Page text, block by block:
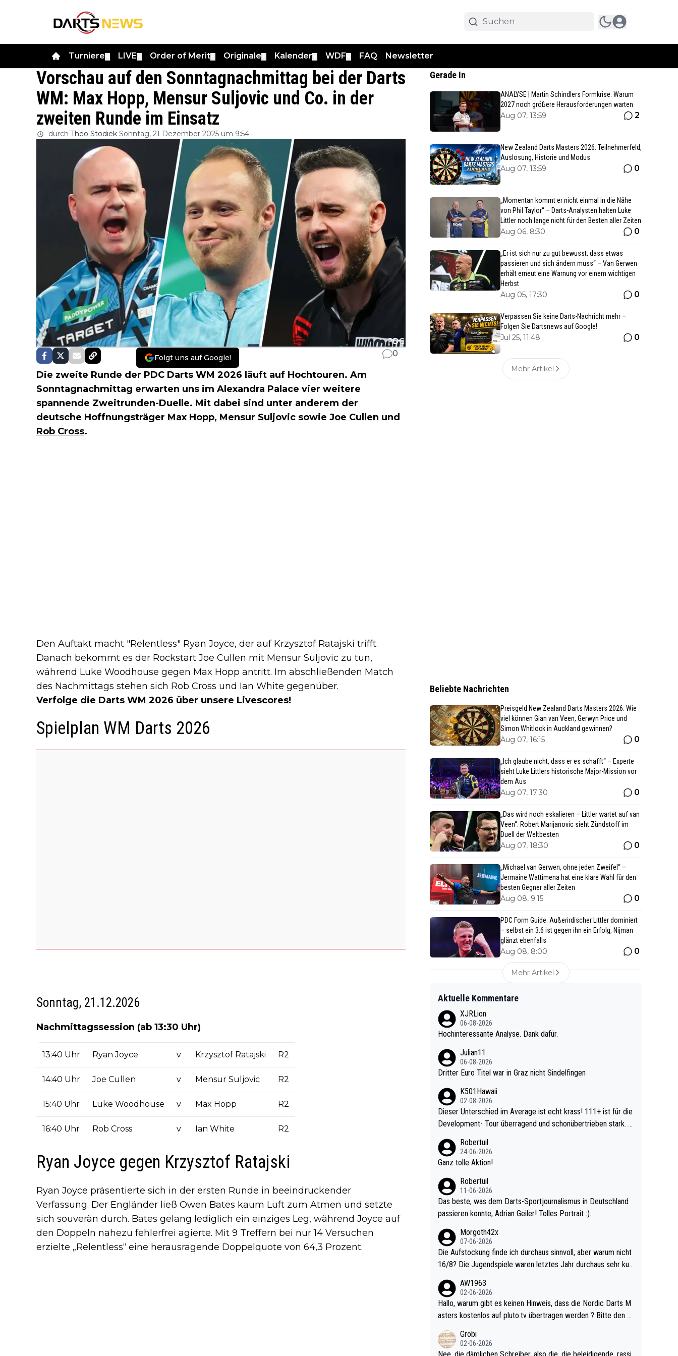
Turniere LIVE Order of Merit Originale Kalender WDF FAQ Newsletter
Vorschau auf den Sonntagnachmittag bei der Darts
WM: Max Hopp, Mensur Suljovic und Co. in der
zweiten Runde im Einsatz
durch Theo Stodiek Sonntag, 21 Dezember 2025 um 9:54
Folgt uns auf Google! 0
Die zweite Runde der PDC Darts WM 2026 läuft auf Hochtouren. Am
Sonntagnachmittag erwarten uns im Alexandra Palace vier weitere
spannende Zweitrunden-Duelle. Mit dabei sind unter anderem der
deutsche Hoffnungsträger Max Hopp, Mensur Suljovic sowie Joe Cullen und
Rob Cross.
Den Auftakt macht "Relentless" Ryan Joyce, der auf Krzysztof Ratajski trifft.
Danach bekommt es der Rockstart Joe Cullen mit Mensur Suljovic zu tun,
während Luke Woodhouse gegen Max Hopp antritt. Im abschließenden Match
des Nachmittags stehen sich Rob Cross und Ian White gegenüber.
Verfolge die Darts WM 2026 über unsere Livescores!
Spielplan WM Darts 2026
Sonntag, 21.12.2026
Nachmittagssession (ab 13:30 Uhr)
13:40 Uhr Ryan Joyce v Krzysztof Ratajski R2
14:40 Uhr Joe Cullen v Mensur Suljovic R2
15:40 Uhr Luke Woodhouse v Max Hopp R2
16:40 Uhr Rob Cross v Ian White R2
Ryan Joyce gegen Krzysztof Ratajski
Ryan Joyce präsentierte sich in der ersten Runde in beeindruckender
Verfassung. Der Engländer ließ Owen Bates kaum Luft zum Atmen und setzte
sich souverän durch. Bates gelang lediglich ein einziges Leg, während Joyce auf
den Doppeln nahezu fehlerfrei agierte. Mit 9 Treffern bei nur 14 Versuchen
erzielte „Relentless“ eine herausragende Doppelquote von 64,3 Prozent.
Gerade In
ANALYSE | Martin Schindlers Formkrise: Warum
2027 noch größere Herausforderungen warten
Aug 07, 13:59 2
New Zealand Darts Masters 2026: Teilnehmerfeld,
Auslosung, Historie und Modus
Aug 07, 13:59 0
„Momentan kommt er nicht einmal in die Nähe
von Phil Taylor“ – Darts-Analysten halten Luke
Littler noch lange nicht für den Besten aller Zeiten
Aug 06, 8:30 0
„Er ist sich nur zu gut bewusst, dass etwas
passieren und sich ändern muss“ – Van Gerwen
erhält erneut eine Warnung vor einem wichtigen
Herbst
Aug 05, 17:30 0
Verpassen Sie keine Darts-Nachricht mehr –
Folgen Sie Dartsnews auf Google!
Jul 25, 11:48 0
Mehr Artikel
Beliebte Nachrichten
Preisgeld New Zealand Darts Masters 2026: Wie
viel können Gian van Veen, Gerwyn Price und
Simon Whitlock in Auckland gewinnen?
Aug 07, 16:15 0
„Ich glaube nicht, dass er es schafft“ – Experte
sieht Luke Littlers historische Major-Mission vor
dem Aus
Aug 07, 17:30 0
„Das wird noch eskalieren – Littler wartet auf van
Veen“: Robert Marijanovic sieht Zündstoff im
Duell der Weltbesten
Aug 07, 18:30 0
„Michael van Gerwen, ohne jeden Zweifel“ –
Jermaine Wattimena hat eine klare Wahl für den
besten Gegner aller Zeiten
Aug 08, 9:15 0
PDC Form Guide: Außerirdischer Littler dominiert
– selbst ein 3:6 ist gegen ihn ein Erfolg, Nijman
glänzt ebenfalls
Aug 08, 8:00 0
Mehr Artikel
Aktuelle Kommentare
XJRLion
06-08-2026
Hochinteressante Analyse. Dank dafür.
Julian11
06-08-2026
Dritter Euro Titel war in Graz nicht Sindelfingen
K501Hawaii
02-08-2026
Dieser Unterschied im Average ist echt krass! 111+ ist für die
Development- Tour überragend und schonübertrieben stark. U
e mal 40+ erst recht. Da gewinnst keinen Blumentopf - ist ja n
och krasser wie ein Pokalspiel eines Kreisligisten vs einem Bu
Robertuil
24-06-2026
Ganz tolle Aktion!
Robertuil
11-06-2026
Das beste, was dem Darts-Sportjournalismus in Deutschland
passieren konnte, Adrian Geiler! Tolles Portrait :).
Morgoth42x
07-06-2026
Die Aufstockung finde ich durchaus sinnvoll, aber warum nicht
16/8? Die Jugendspiele waren letztes Jahr durchaus sehr kur
l. Allerdings ist Mitchell Lawrie als Nummer 1 der Welt eh quali
fiziert. Somit ändert die automatische Qualifikation des Weltm
eisters erstmal nichts. Ich denke sie wollen damit für nächste
d wohl wenig WDF Turniere spielen. Dies war bei Archie Self l
etztes Jahr der Fall. Er musste als amtierender Weltmeister d
AW1963
02-06-2026
Hallo, warum gibt es keinen Hinweis, dass die Nordic Darts M
asters kostenlos auf pluto.tv übertragen werden ? Bitte den A
Grobi
02-06-2026